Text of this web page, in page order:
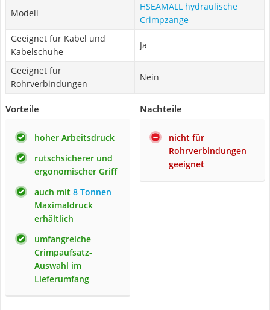
Modell
HSEAMALL hydraulische
Crimpzange
Geeignet für Kabel und
Kabelschuhe
Ja
Geeignet für
Rohrverbindungen
Nein
Vorteile
hoher Arbeitsdruck
rutschsicherer und
ergonomischer Griff
auch mit 8 Tonnen
Maximaldruck
erhältlich
umfangreiche
Crimpaufsatz-
Auswahl im
Lieferumfang
Nachteile
nicht für
Rohrverbindungen
geeignet